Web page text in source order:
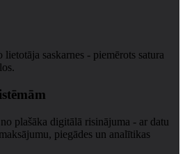
saskarnes - piemērots satura
plašāka digitālā risinājuma - ar datu
piegādes un analītikas